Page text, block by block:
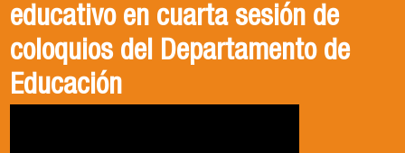
educativo en cuarta sesión de
coloquios del Departamento de
Educación